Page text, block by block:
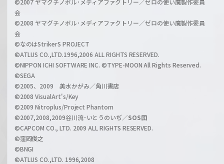
z
l
h
a
n
l
会
©2008 ヤマグチノボル･メディアファクトリー／ゼロの使い魔製作委員
会
©なのはStrikerS PROJECT
©ATLUS CO.,LTD.1996,2006 ALL RIGHTS RESERVED.
©NIPPON ICHI SOFTWARE INC. ©TYPE-MOON All Rights Reserved.
©SEGA
©2005、2009 美水かがみ／角川書店
©2008 VisualArt's/Key
©2009 Nitroplus/Project Phantom
©2007,2008,2009谷川流･いとうのいぢ／SOS団
©CAPCOM CO., LTD. 2009 ALL RIGHTS RESERVED.
©窪岡俊之
©BNGI
©ATLUS CO.,LTD. 1996,2008